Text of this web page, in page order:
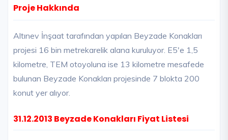
Proje Hakkında
Altınev İnşaat tarafından yapılan Beyzade Konakları
projesi 16 bin metrekarelik alana kuruluyor. E5'e 1,5
kilometre, TEM otoyoluna ise 13 kilometre mesafede
bulunan Beyzade Konakları projesinde 7 blokta 200
konut yer alıyor.
31.12.2013 Beyzade Konakları Fiyat Listesi